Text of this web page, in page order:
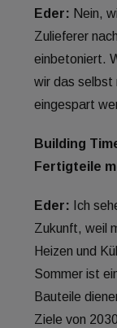
Eder: Nein,
Zulieferer
einbetoniert.
wir das selbst
eingespart
Building
Fertigteile
Eder: Ich
Zukunft, weil
Heizen und
Sommer ist
Bauteile
Ziele von